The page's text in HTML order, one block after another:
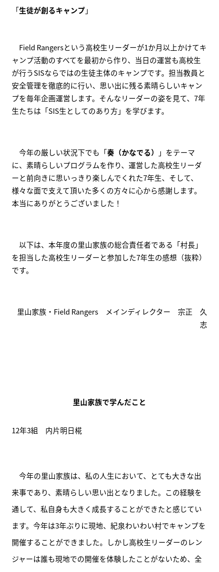
「生徒が創るキャンプ」
Field Rangersという高校生リーダーが1か月以上かけてキ
ャンプ活動のすべてを最初から作り、当日の運営も高校生
が行うSISならではの生徒主体のキャンプです。担当教員と
安全管理を徹底的に行い、思い出に残る素晴らしいキャン
プを毎年企画運営します。そんなリーダーの姿を見て、7年
生たちは「SIS生としてのあり方」を学びます。
今年の厳しい状況下でも「奏（かなでる）
」をテーマ
に、素晴らしいプログラムを作り、運営した高校生リーダ
ーと前向きに思いっきり楽しんでくれた7年生、そして、
様々な面で支えて頂いた多くの方々に心から感謝します。
本当にありがとうございました！
以下は、本年度の里山家族の総合責任者である「村長」
を担当した高校生リーダーと参加した7年生の感想（抜粋）
です。
里山家族・Field Rangers　メインディレクター　宗正　久
志
里山家族で学んだこと
12年3組　内片明日椛
今年の里山家族は、私の人生において、とても大きな出
来事であり、素晴らしい思い出となりました。この経験を
通して、私自身も大きく成長することができたと感じてい
ます。今年は3年ぶりに現地、紀泉わいわい村でキャンプを
開催することができました。しかし高校生リーダーのレン
ジャーは誰も現地での開催を体験したことがないため、全